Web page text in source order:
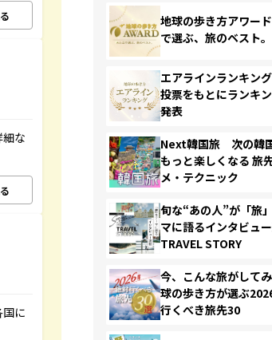
な
に
地球の歩き方アワー
で選ぶ、旅のベスト。
エアラインランキン
投票をもとにランキ
発表
Next韓国旅 次の韓
もっと楽しくなる 旅
メ・テクニック
旬な“あの人”が「旅
マに語るインタビュ
TRAVEL STORY
今、こんな旅がして
球の歩き方が選ぶ
行くべき旅先30